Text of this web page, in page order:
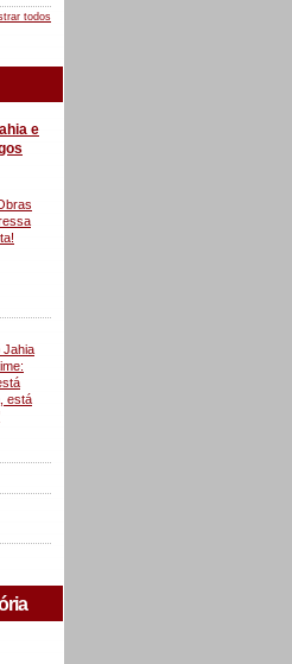
todos
e
Jahia
está